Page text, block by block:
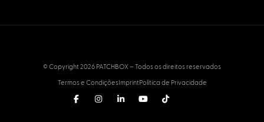
© Copyright 2026 PATCHBOX – Todos os direitos reservados
Termos e CondiçõesImprintPolítica de Privacidade